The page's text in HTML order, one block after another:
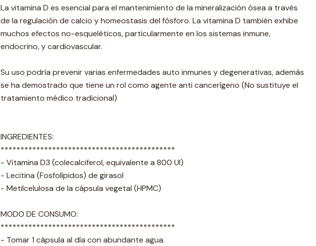
La vitamina D es esencial para el mantenimiento de la mineralización ósea a través
de la regulación de calcio y homeostasis del fósforo. La vitamina D también exhibe
muchos efectos no-esqueléticos, particularmente en los sistemas inmune,
endocrino, y cardiovascular.
Su uso podría prevenir varias enfermedades auto inmunes y degenerativas, además
se ha demostrado que tiene un rol como agente anti cancerígeno (No sustituye el
tratamiento médico tradicional)
INGREDIENTES:
********************************************
- Vitamina D3 (colecalciferol, equivalente a 800 UI)
- Lecitina (Fosfolípidos) de girasol
- Metilcelulosa de la cápsula vegetal (HPMC)
MODO DE CONSUMO:
********************************************
- Tomar 1 cápsula al día con abundante agua.